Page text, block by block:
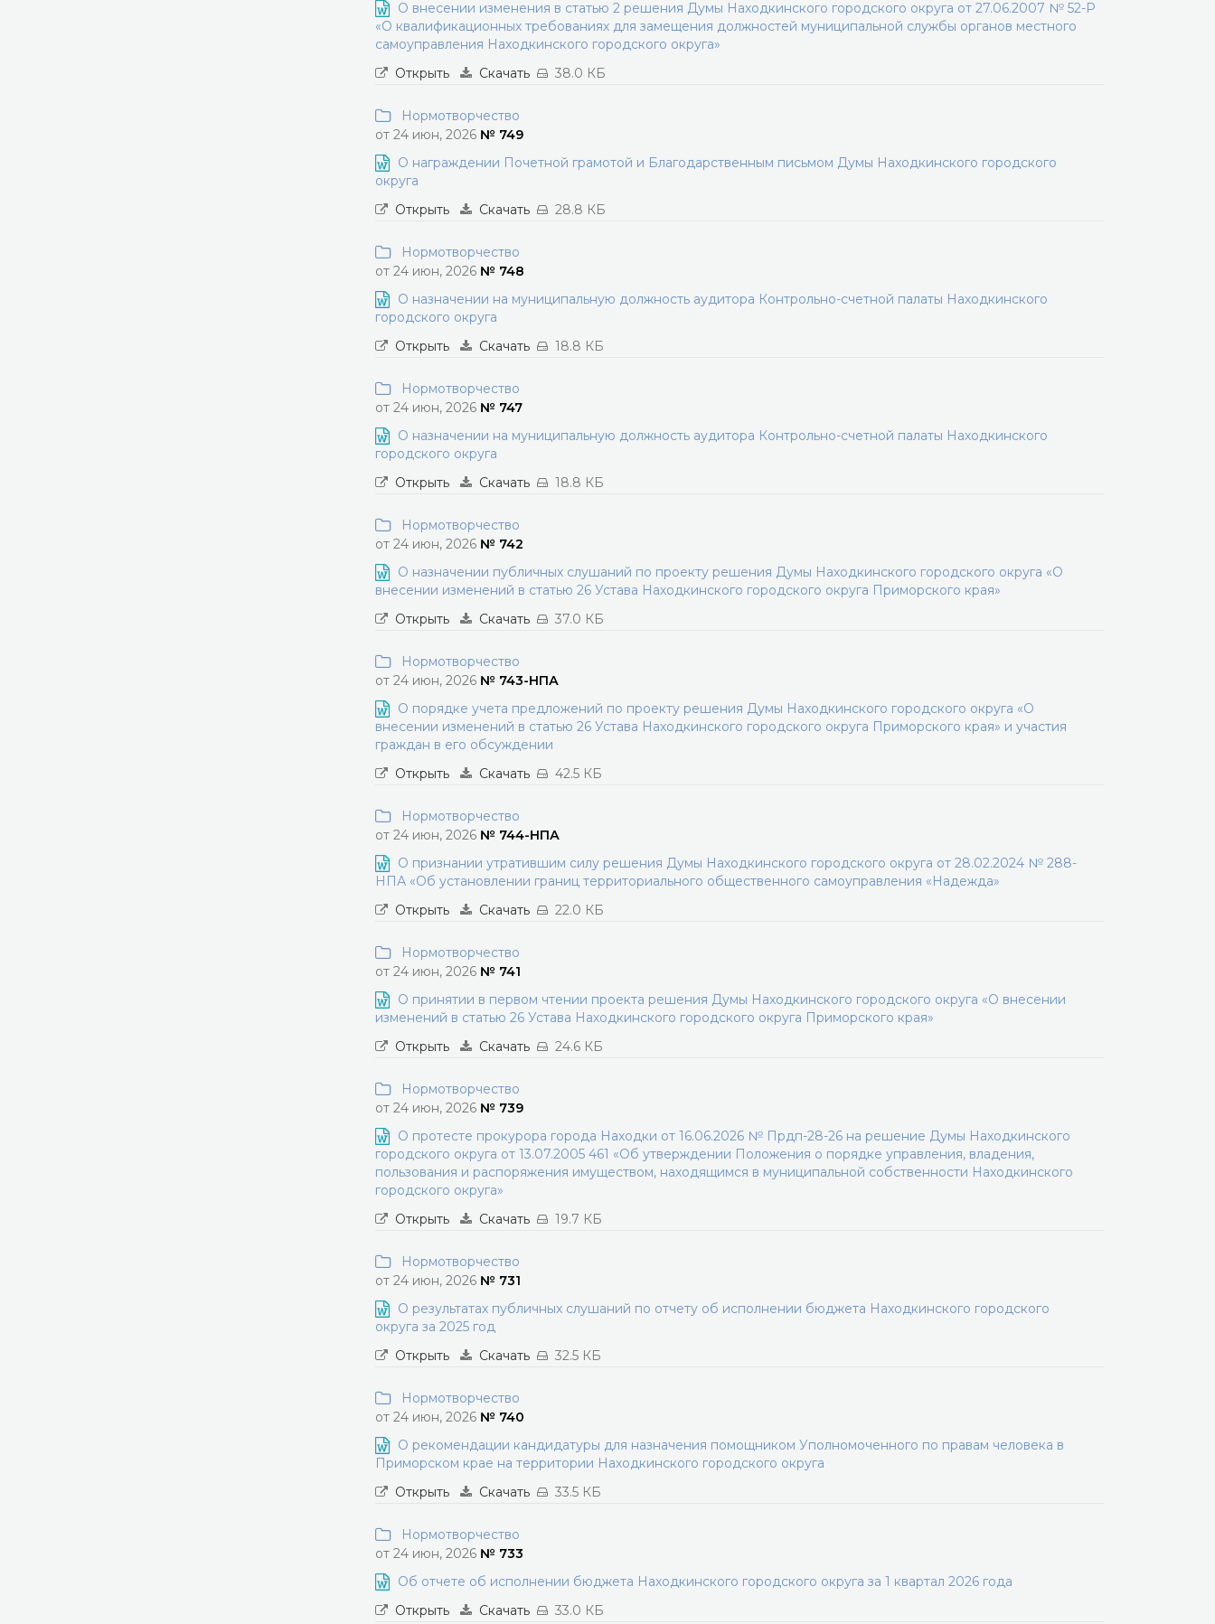
О внесении изменения в статью 2 решения Думы Находкинского городского округа от 27.06.2007 № 52-Р
«О квалификационных требованиях для замещения должностей муниципальной службы органов местного
самоуправления Находкинского городского округа»
Открыть
Скачать 38.0 КБ
Нормотворчество
от 24 июн, 2026 № 749
О награждении Почетной грамотой и Благодарственным письмом Думы Находкинского городского
округа
Открыть
Скачать 28.8 КБ
Нормотворчество
от 24 июн, 2026 № 748
О назначении на муниципальную должность аудитора Контрольно-счетной палаты Находкинского
городского округа
Открыть
Скачать 18.8 КБ
Нормотворчество
от 24 июн, 2026 № 747
О назначении на муниципальную должность аудитора Контрольно-счетной палаты Находкинского
городского округа
Открыть
Скачать 18.8 КБ
Нормотворчество
от 24 июн, 2026 № 742
О назначении публичных слушаний по проекту решения Думы Находкинского городского округа «О
внесении изменений в статью 26 Устава Находкинского городского округа Приморского края»
Открыть
Скачать 37.0 КБ
Нормотворчество
от 24 июн, 2026 № 743-НПА
О порядке учета предложений по проекту решения Думы Находкинского городского округа «О
внесении изменений в статью 26 Устава Находкинского городского округа Приморского края» и участия
граждан в его обсуждении
Открыть
Скачать 42.5 КБ
Нормотворчество
от 24 июн, 2026 № 744-НПА
О признании утратившим силу решения Думы Находкинского городского округа от 28.02.2024 № 288-
НПА «Об установлении границ территориального общественного самоуправления «Надежда»
Открыть
Скачать 22.0 КБ
Нормотворчество
от 24 июн, 2026 № 741
О принятии в первом чтении проекта решения Думы Находкинского городского округа «О внесении
изменений в статью 26 Устава Находкинского городского округа Приморского края»
Открыть
Скачать 24.6 КБ
Нормотворчество
от 24 июн, 2026 № 739
О протесте прокурора города Находки от 16.06.2026 № Прдп-28-26 на решение Думы Находкинского
городского округа от 13.07.2005 461 «Об утверждении Положения о порядке управления, владения,
пользования и распоряжения имуществом, находящимся в муниципальной собственности Находкинского
городского округа»
Открыть
Скачать 19.7 КБ
Нормотворчество
от 24 июн, 2026 № 731
О результатах публичных слушаний по отчету об исполнении бюджета Находкинского городского
округа за 2025 год
Открыть
Скачать 32.5 КБ
Нормотворчество
от 24 июн, 2026 № 740
О рекомендации кандидатуры для назначения помощником Уполномоченного по правам человека в
Приморском крае на территории Находкинского городского округа
Открыть
Скачать 33.5 КБ
Нормотворчество
от 24 июн, 2026 № 733
Об отчете об исполнении бюджета Находкинского городского округа за 1 квартал 2026 года
Открыть
Скачать 33.0 КБ